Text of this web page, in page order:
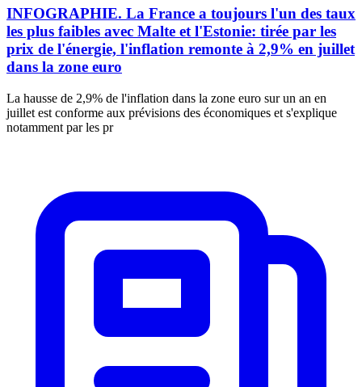
INFOGRAPHIE. La France a toujours l'un des taux
les plus faibles avec Malte et l'Estonie: tirée par les
prix de l'énergie, l'inflation remonte à 2,9% en juillet
dans la zone euro
La hausse de 2,9% de l'inflation dans la zone euro sur un an en
juillet est conforme aux prévisions des économiques et s'explique
notamment par les pr